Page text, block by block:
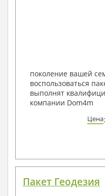
поколение вашей
воспользоваться
выполнят
компании Dom4m
Цена
Пакет Геодезия